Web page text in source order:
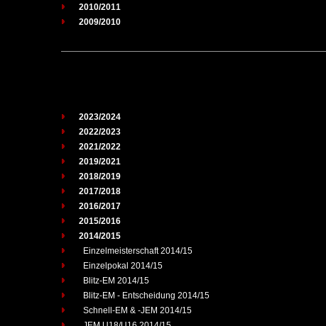
2010/2011
2009/2010
2023/2024
2022/2023
2021/2022
2019/2021
2018/2019
2017/2018
2016/2017
2015/2016
2014/2015
Einzelmeisterschaft 2014/15
Einzelpokal 2014/15
Blitz-EM 2014/15
Blitz-EM - Entscheidung 2014/15
Schnell-EM & -JEM 2014/15